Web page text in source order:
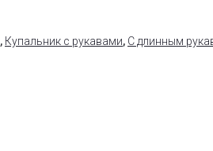
, Купальник с рукавами, С длинным